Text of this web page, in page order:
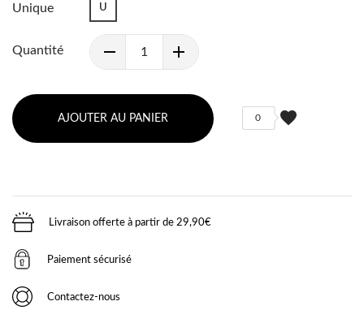
Unique U
Quantité
AJOUTER AU PANIER favorite
0
Livraison offerte à partir de 29,90€
Paiement sécurisé
Contactez-nous